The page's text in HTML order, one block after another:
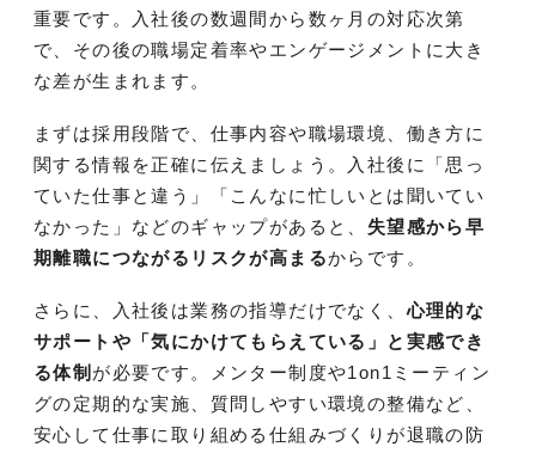
重要です。入社後の数週間から数ヶ月の対応次第
で、その後の職場定着率やエンゲージメントに大き
な差が生まれます。
まずは採用段階で、仕事内容や職場環境、働き方に
関する情報を正確に伝えましょう。入社後に「思っ
ていた仕事と違う」「こんなに忙しいとは聞いてい
なかった」などのギャップがあると、 失望感から早
期離職につながるリスクが高まるからです。
さらに、入社後は業務の指導だけでなく、心理的な
サポートや「気にかけてもらえている」と実感でき
る体制 が必要です。メンター制度や1on1ミーティン
グの定期的な実施、質問しやすい環境の整備など、
安心して仕事に取り組める仕組みづくりが退職の防